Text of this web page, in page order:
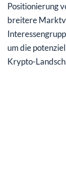
Positionierung
breitere
um die
Krypto-